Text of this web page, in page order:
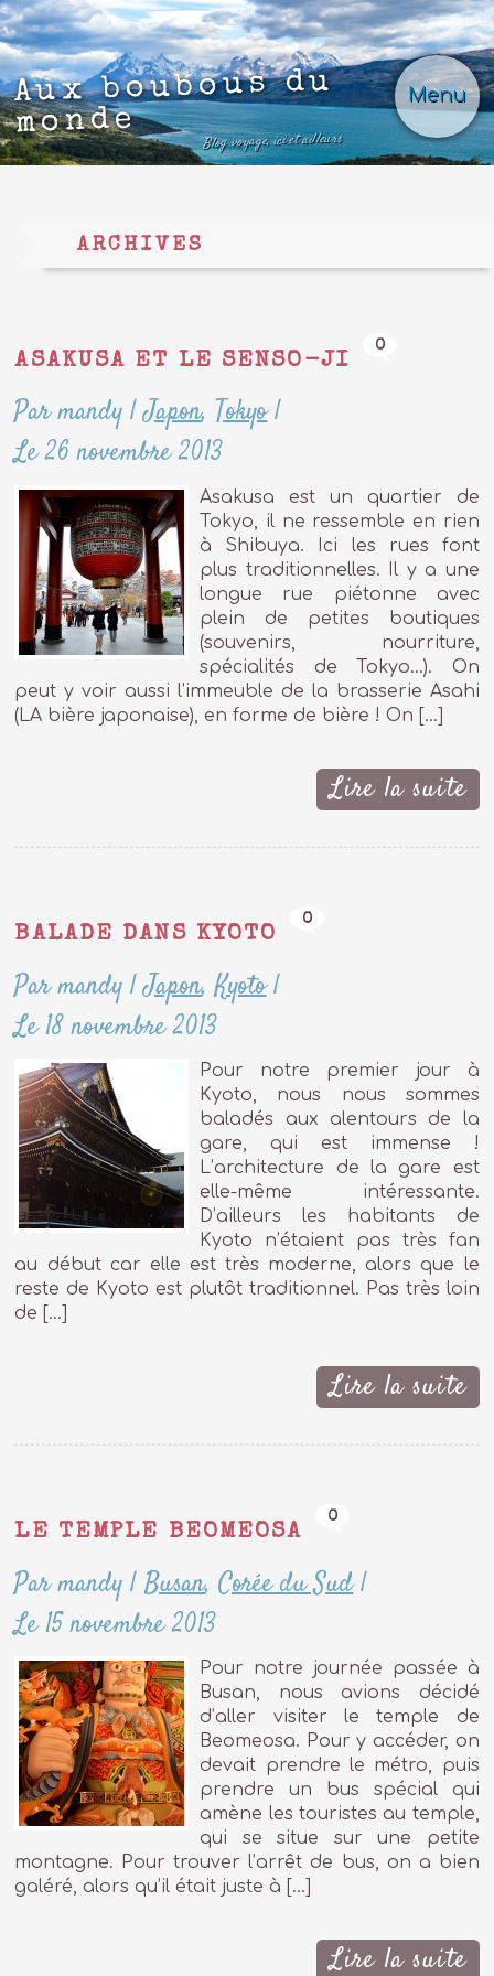
Menu
Aux boubous du
monde
Blog voyage, ici et ailleurs
ARCHIVES
ASAKUSA ET LE SENSO-JI
0
Par mandy |Japon,Tokyo|
Le 26 novembre 2013
Asakusa est un quartier de
Tokyo, il ne ressemble en rien
à Shibuya. Ici les rues font
plus traditionnelles. Il y a une
longue rue piétonne avec
plein de petites boutiques
(souvenirs, nourriture,
spécialités de Tokyo…). On
peut y voir aussi l’immeuble de la brasserie Asahi
(LA bière japonaise), en forme de bière ! On […]
Lire la suite
BALADE DANS KYOTO
0
Par mandy |Japon,Kyoto|
Le 18 novembre 2013
Pour notre premier jour à
Kyoto, nous nous sommes
baladés aux alentours de la
gare, qui est immense !
L’architecture de la gare est
elle-même intéressante.
D’ailleurs les habitants de
Kyoto n’étaient pas très fan
au début car elle est très moderne, alors que le
reste de Kyoto est plutôt traditionnel. Pas très loin
de […]
Lire la suite
LE TEMPLE BEOMEOSA
0
Par mandy |Busan,Corée du Sud|
Le 15 novembre 2013
Pour notre journée passée à
Busan, nous avions décidé
d’aller visiter le temple de
Beomeosa. Pour y accéder, on
devait prendre le métro, puis
prendre un bus spécial qui
amène les touristes au temple,
qui se situe sur une petite
montagne. Pour trouver l’arrêt de bus, on a bien
galéré, alors qu’il était juste à […]
Lire la suite